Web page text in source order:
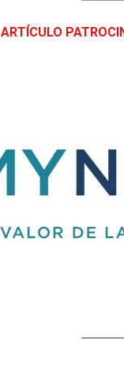
ARTÍCULO